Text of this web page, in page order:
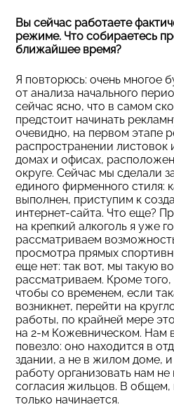
Вы сейчас работаете
режиме. Что собираетесь
ближайшее время?
Я повторюсь: очень многое
от анализа начального
сейчас ясно, что в самом
предстоит начинать
очевидно, на первом этапе
распространении
домах и офисах,
округе. Сейчас мы сделали
единого фирменного стиля:
выполнен, приступим к
интернет-сайта. Что еще?
на крепкий алкоголь я уже
рассматриваем
просмотра прямых
еще нет: так вот, мы такую
рассматриваем. Кроме
чтобы со временем, если
возникнет, перейти на
работы, по крайней мере
на 2-м Кожевническом. Нам
повезло: оно находится в
здании, а не в жилом доме,
работу организовать нам
согласия жильцов. В общем,
только начинается.